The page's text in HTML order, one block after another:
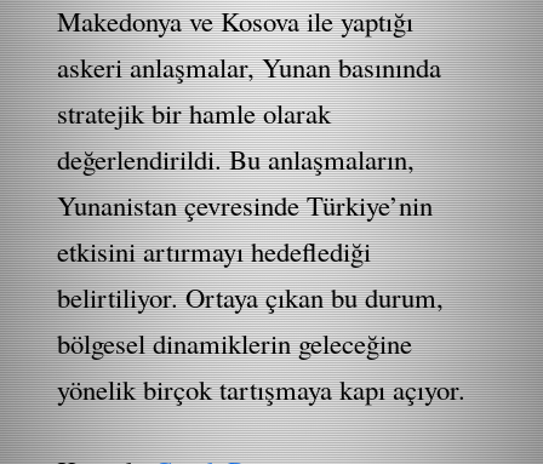
Makedonya ve Kosova ile yaptığı
askeri anlaşmalar, Yunan basınında
stratejik bir hamle olarak
değerlendirildi. Bu anlaşmaların,
Yunanistan çevresinde Türkiye’nin
etkisini artırmayı hedeflediği
belirtiliyor. Ortaya çıkan bu durum,
bölgesel dinamiklerin geleceğine
yönelik birçok tartışmaya kapı açıyor.